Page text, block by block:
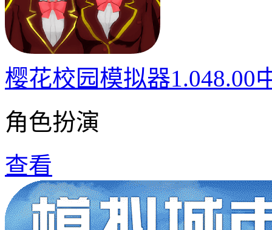
樱花校园模拟器1.048.00
角色扮演
查看